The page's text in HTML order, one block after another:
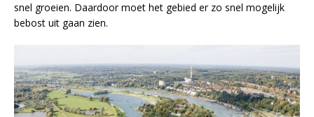
snel groeien. Daardoor moet het gebied er zo snel mogelijk
bebost uit gaan zien.